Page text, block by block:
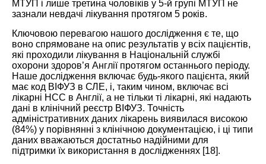
МТУП і лише третина чоловіків у 5-й групі МТУП не
зазнали невдачі лікування протягом 5 років.
Ключовою перевагою нашого дослідження є те, що
воно спрямоване на опис результатів у всіх пацієнтів,
які проходили лікування в Національній службі
охорони здоров’я Англії протягом останнього періоду.
Наше дослідження включає будь-якого пацієнта, який
має код ВІФУЗ в СЛЕ, і, таким чином, включає всі
лікарні НСС в Англії, а не тільки ті лікарні, які надають
дані в клінічний реєстр ВІФУЗ. Точність
адміністративних даних лікарень виявилася високою
(84%) у порівнянні з клінічною документацією, і ці типи
даних вважаються достатньо надійними для
підтримки їх використання в дослідженнях [18].